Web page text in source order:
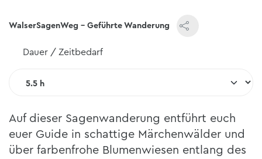
WalserSagenWeg - Geführte Wanderung
Dauer / Zeitbedarf
Auf dieser Sagenwanderung entführt euch
euer Guide in schattige Märchenwälder und
über farbenfrohe Blumenwiesen entlang des